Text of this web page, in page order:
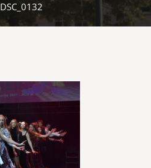
DSC_0132